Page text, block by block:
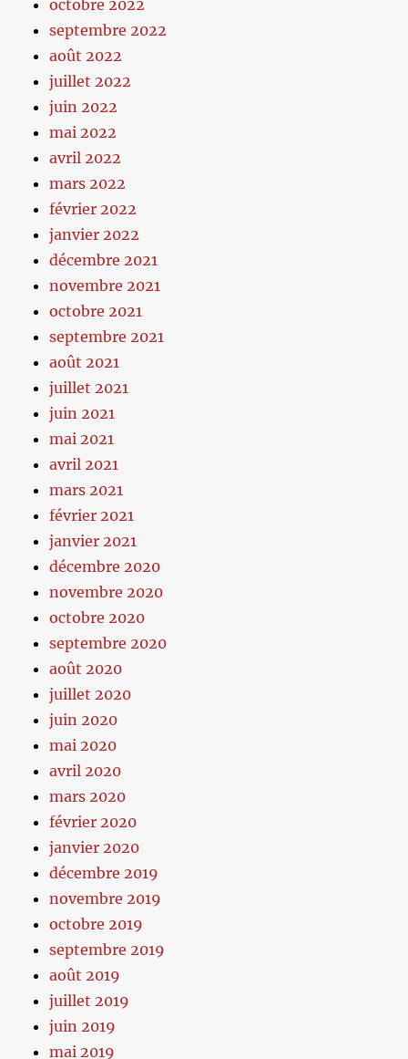
octobre 2022
septembre 2022
août 2022
juillet 2022
juin 2022
mai 2022
avril 2022
mars 2022
février 2022
janvier 2022
décembre 2021
novembre 2021
octobre 2021
septembre 2021
août 2021
juillet 2021
juin 2021
mai 2021
avril 2021
mars 2021
février 2021
janvier 2021
décembre 2020
novembre 2020
octobre 2020
septembre 2020
août 2020
juillet 2020
juin 2020
mai 2020
avril 2020
mars 2020
février 2020
janvier 2020
décembre 2019
novembre 2019
octobre 2019
septembre 2019
août 2019
juillet 2019
juin 2019
mai 2019